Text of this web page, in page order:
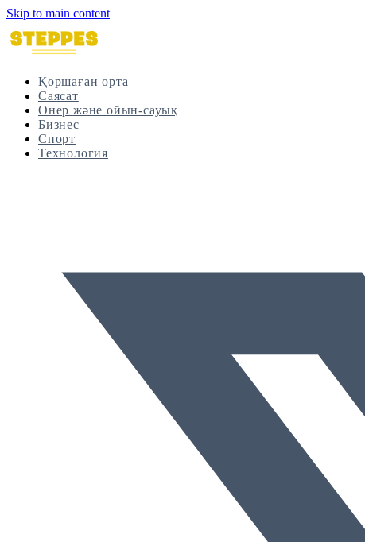
Skip to main content
Қоршаған орта
Саясат
Өнер және ойын-сауық
Бизнес
Спорт
Технология